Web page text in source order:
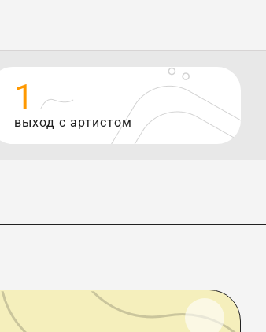
1
выход с артистом